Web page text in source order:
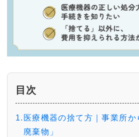
目次
1.医療機器の捨て方｜事業所か
廃棄物」